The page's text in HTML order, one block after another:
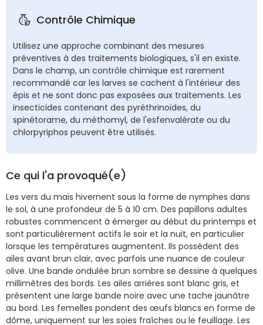
Contrôle Chimique
Utilisez une approche combinant des mesures
préventives à des traitements biologiques, s'il en existe.
Dans le champ, un contrôle chimique est rarement
recommandé car les larves se cachent à l'intérieur des
épis et ne sont donc pas exposées aux traitements. Les
insecticides contenant des pyréthrinoïdes, du
spinétorame, du méthomyl, de l'esfenvalérate ou du
chlorpyriphos peuvent être utilisés.
Ce qui l'a provoqué(e)
Les vers du maïs hivernent sous la forme de nymphes dans
le sol, à une profondeur de 5 à 10 cm. Des papillons adultes
robustes commencent à émerger au début du printemps et
sont particulièrement actifs le soir et la nuit, en particulier
lorsque les températures augmentent. Ils possèdent des
ailes avant brun clair, avec parfois une nuance de couleur
olive. Une bande ondulée brun sombre se dessine à quelques
millimètres des bords. Les ailes arrières sont blanc gris, et
présentent une large bande noire avec une tache jaunâtre
au bord. Les femelles pondent des œufs blancs en forme de
dôme, uniquement sur les soies fraîches ou le feuillage. Les